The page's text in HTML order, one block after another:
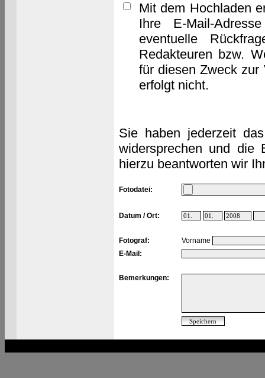
Mit dem Hochladen
Ihre E-Mail-
eventuelle
Redakteuren bzw.
für diesen Zweck zur
erfolgt nicht.
Sie haben jederzeit
widersprechen und die
hierzu beantworten wir
Fotodatei:
Datum / Ort:
Fotograf:
Vorname
E-Mail:
Bemerkungen: